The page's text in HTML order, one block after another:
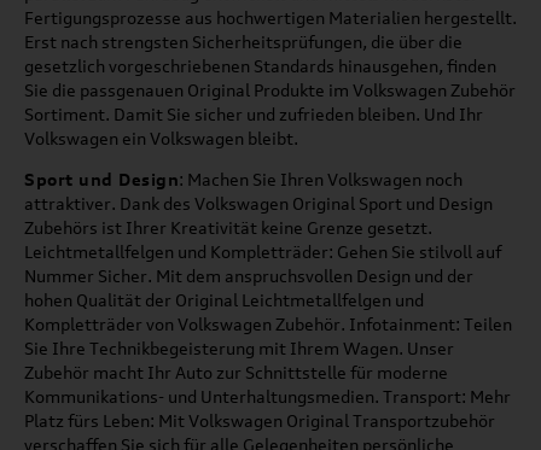
Fertigungsprozesse aus hochwertigen Materialien hergestellt.
Erst nach strengsten Sicherheitsprüfungen, die über die
gesetzlich vorgeschriebenen Standards hinausgehen, finden
Sie die passgenauen Original Produkte im Volkswagen Zubehör
Sortiment. Damit Sie sicher und zufrieden bleiben. Und Ihr
Volkswagen ein Volkswagen bleibt.
Sport und Design: Machen Sie Ihren Volkswagen noch
attraktiver. Dank des Volkswagen Original Sport und Design
Zubehörs ist Ihrer Kreativität keine Grenze gesetzt.
Leichtmetallfelgen und Kompletträder: Gehen Sie stilvoll auf
Nummer Sicher. Mit dem anspruchsvollen Design und der
hohen Qualität der Original Leichtmetallfelgen und
Kompletträder von Volkswagen Zubehör. Infotainment: Teilen
Sie Ihre Technikbegeisterung mit Ihrem Wagen. Unser
Zubehör macht Ihr Auto zur Schnittstelle für moderne
Kommunikations- und Unterhaltungsmedien. Transport: Mehr
Platz fürs Leben: Mit Volkswagen Original Transportzubehör
verschaffen Sie sich für alle Gelegenheiten persönliche